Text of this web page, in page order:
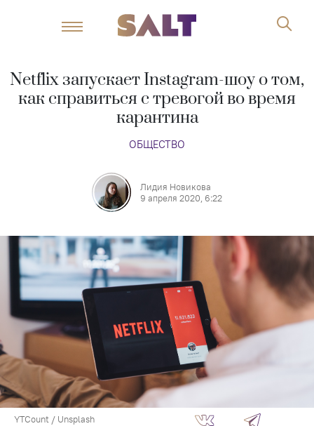
Netflix запускает Instagram-шоу о том,
как справиться с тревогой во время
карантина
ОБЩЕСТВО
Лидия Новикова
9 апреля 2020, 6:22
YTCount / Unsplash